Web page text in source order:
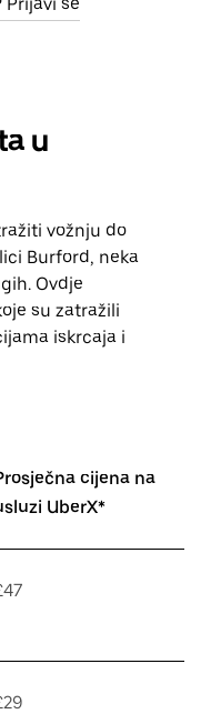
u
vožnju do
Burford, neka
Ovdje
su zatražili
iskrcaja i
cijena na
UberX*